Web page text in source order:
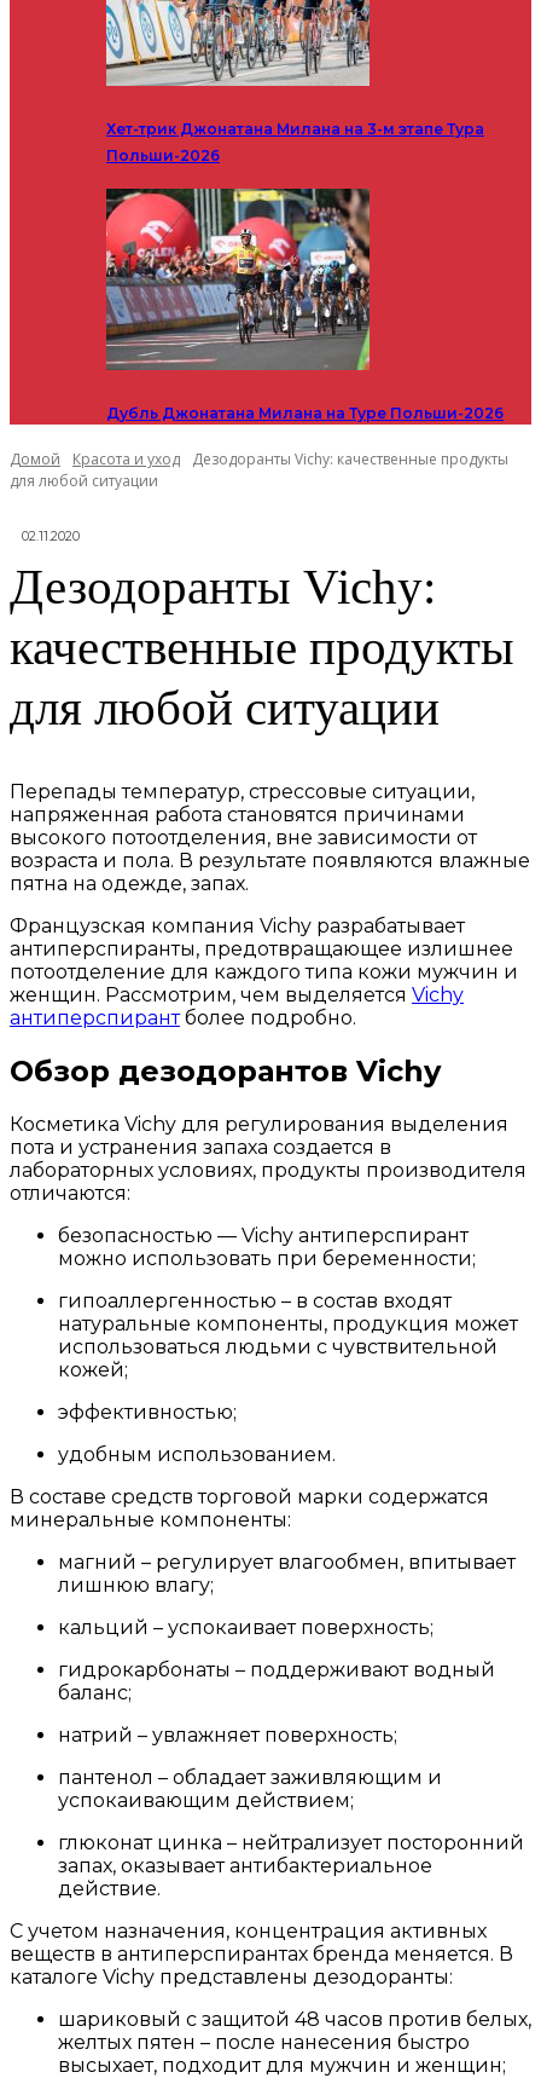
Хет-трик Джонатана Милана на 3-м этапе Тура
Польши-2026
Дубль Джонатана Милана на Туре Польши-2026
Домой Красота и уход
Дезодоранты Vichy: качественные продукты
для любой ситуации
02.11.2020
Дезодоранты Vichy:
качественные продукты
для любой ситуации
Перепады температур, стрессовые ситуации,
напряженная работа становятся причинами
высокого потоотделения, вне зависимости от
возраста и пола. В результате появляются влажные
пятна на одежде, запах.
Французская компания Vichy разрабатывает
антиперспиранты, предотвращающее излишнее
потоотделение для каждого типа кожи мужчин и
женщин. Рассмотрим, чем выделяется Vichy
антиперспирантболее подробно.
Обзор дезодорантов Vichy
Косметика Vichy для регулирования выделения
пота и устранения запаха создается в
лабораторных условиях, продукты производителя
отличаются:
безопасностью — Vichy антиперспирант
можно использовать при беременности;
гипоаллергенностью – в состав входят
натуральные компоненты, продукция может
использоваться людьми с чувствительной
кожей;
эффективностью;
удобным использованием.
В составе средств торговой марки содержатся
минеральные компоненты:
магний – регулирует влагообмен, впитывает
лишнюю влагу;
кальций – успокаивает поверхность;
гидрокарбонаты – поддерживают водный
баланс;
натрий – увлажняет поверхность;
пантенол – обладает заживляющим и
успокаивающим действием;
глюконат цинка – нейтрализует посторонний
запах, оказывает антибактериальное
действие.
С учетом назначения, концентрация активных
веществ в антиперспирантах бренда меняется. В
каталоге Vichy представлены дезодоранты:
шариковый с защитой 48 часов против белых,
желтых пятен – после нанесения быстро
высыхает, подходит для мужчин и женщин;